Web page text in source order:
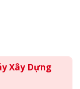
Xây Dựng